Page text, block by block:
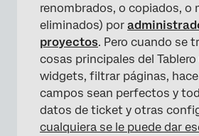
renombrados, o copiados, o
eliminados) por
proyectos. Pero cuando se
cosas principales del
widgets, filtrar páginas,
campos sean perfectos y
datos de ticket y otras
cualquiera se le puede dar